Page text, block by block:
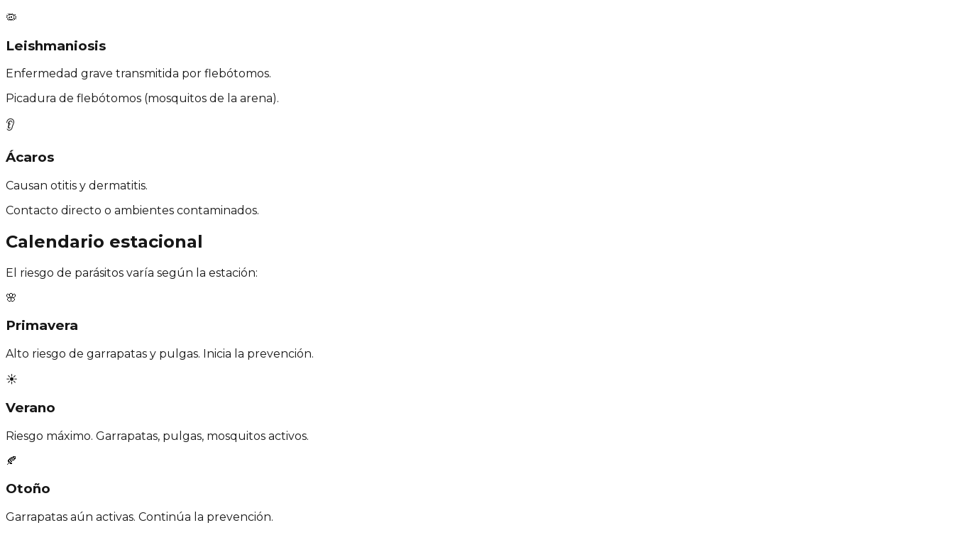
🦠
Leishmaniosis
Enfermedad grave transmitida por flebótomos.
Picadura de flebótomos (mosquitos de la arena).
👂
Ácaros
Causan otitis y dermatitis.
Contacto directo o ambientes contaminados.
Calendario estacional
El riesgo de parásitos varía según la estación:
🌸
Primavera
Alto riesgo de garrapatas y pulgas. Inicia la prevención.
☀️
Verano
Riesgo máximo. Garrapatas, pulgas, mosquitos activos.
🍂
Otoño
Garrapatas aún activas. Continúa la prevención.